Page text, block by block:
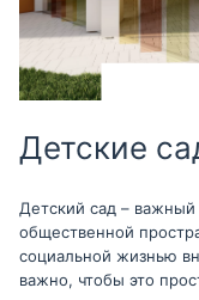
Детские
Детский сад –
общественной
социальной жизнью
важно, чтобы это